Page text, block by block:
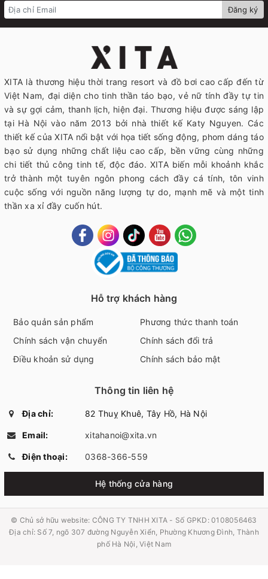
Đăng ký
XITA là thương hiệu thời trang resort và đồ bơi cao cấp đến từ
Việt Nam, đại diện cho tinh thần táo bạo, vẻ nữ tính đầy tự tin
và sự gợi cảm, thanh lịch, hiện đại. Thương hiệu được sáng lập
tại Hà Nội vào năm 2013 bởi nhà thiết kế Katy Nguyen. Các
thiết kế của XITA nổi bật với họa tiết sống động, phom dáng táo
bạo sử dụng những chất liệu cao cấp, bền vững cùng những
chi tiết thủ công tinh tế, độc đáo. XITA biến mỗi khoảnh khắc
trở thành một tuyên ngôn phong cách đầy cá tính, tôn vinh
cuộc sống với nguồn năng lượng tự do, mạnh mẽ và một tinh
thần xa xỉ đầy cuốn hút.
Hỗ trợ khách hàng
Bảo quản sản phẩm
Phương thức thanh toán
Chính sách vận chuyển
Chính sách đổi trả
Điều khoản sử dụng
Chính sách bảo mật
Thông tin liên hệ
Địa chỉ: 82 Thuỵ Khuê, Tây Hồ, Hà Nội
Email: xitahanoi@xita.vn
Điện thoại: 0368-366-559
Hệ thống cửa hàng
© Chủ sở hữu website: CÔNG TY TNHH XITA - Số GPKD: 0108056463
Địa chỉ: Số 7, ngõ 307 đường Nguyễn Xiển, Phường Khương Đình, Thành
phố Hà Nội, Việt Nam